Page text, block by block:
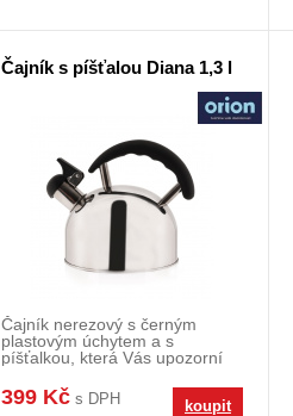
Čajník s píšťalou Diana 1,3 l
Čajník nerezový s černým
plastovým úchytem a s
píšťalkou, která Vás upozorní
399 Kč s DPH koupit